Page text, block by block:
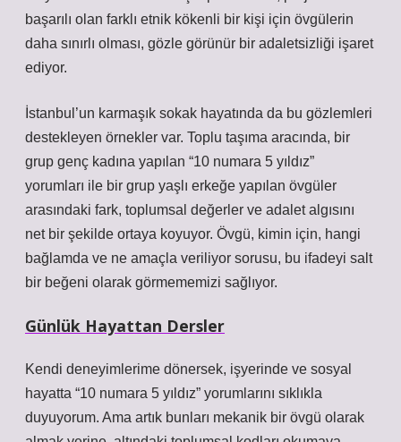
başarılı olan farklı etnik kökenli bir kişi için övgülerin
daha sınırlı olması, gözle görünür bir adaletsizliği işaret
ediyor.
İstanbul’un karmaşık sokak hayatında da bu gözlemleri
destekleyen örnekler var. Toplu taşıma aracında, bir
grup genç kadına yapılan “10 numara 5 yıldız”
yorumları ile bir grup yaşlı erkeğe yapılan övgüler
arasındaki fark, toplumsal değerler ve adalet algısını
net bir şekilde ortaya koyuyor. Övgü, kimin için, hangi
bağlamda ve ne amaçla veriliyor sorusu, bu ifadeyi salt
bir beğeni olarak görmememizi sağlıyor.
Günlük Hayattan Dersler
Kendi deneyimlerime dönersek, işyerinde ve sosyal
hayatta “10 numara 5 yıldız” yorumlarını sıklıkla
duyuyorum. Ama artık bunları mekanik bir övgü olarak